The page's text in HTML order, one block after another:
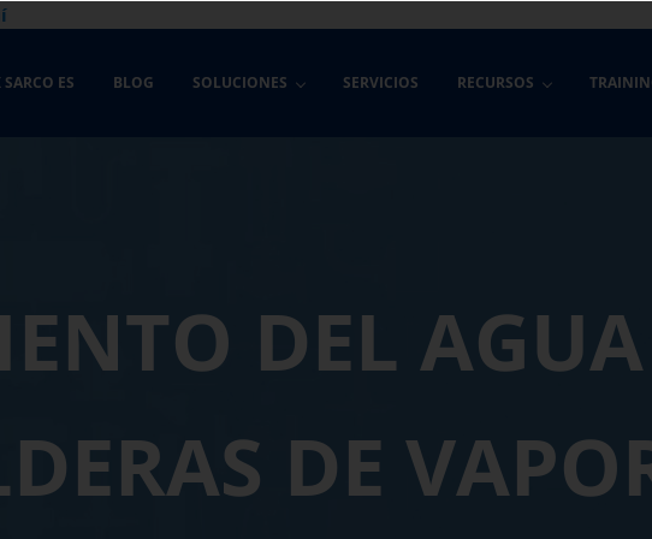
ES BLOG SOLUCIONES SERVICIOS RECURSOS
DEL
DE